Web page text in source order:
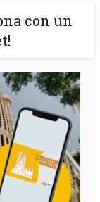
con un